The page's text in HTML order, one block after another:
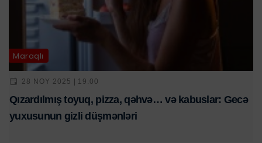
Maraqlı
28 NOY 2025 | 19:00
Qızardılmış toyuq, pizza, qəhvə… və kabuslar: Gecə
yuxusunun gizli düşmənləri